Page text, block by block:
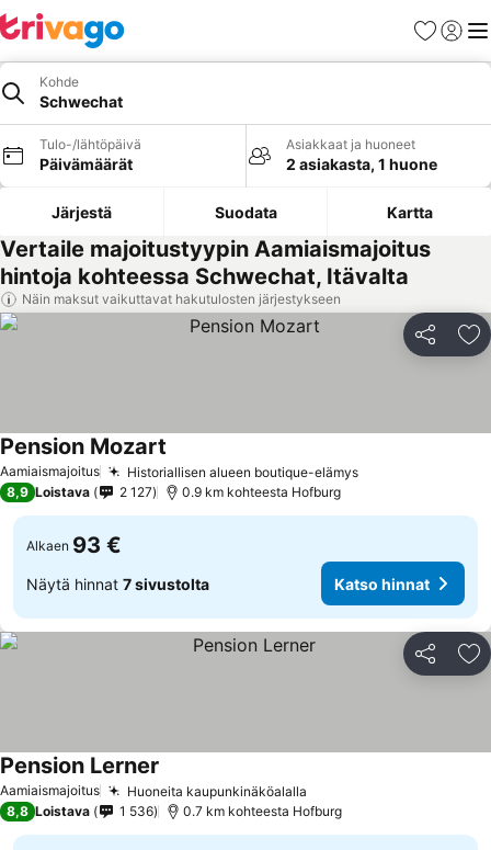
Suosikit
Kohde
Schwechat
Tulo-/lähtöpäivä
Päivämäärät
Asiakkaat ja huoneet
2 asiakasta, 1 huone
Järjestä Suodata Kartta
Vertaile majoitustyypin Aamiaismajoitus
hintoja kohteessa Schwechat, Itävalta
Näin maksut vaikuttavat hakutulosten järjestykseen
Jaa
Aamiaismajoitus Historiallisen alueen boutique-elämys
Pension Mozart
8,9 Loistava 2 127 0.9 km kohteesta Hofburg
Alkaen 93 €
Näytä hinnat 7 sivustolta Katso hinnat
Jaa
Aamiaismajoitus Huoneita kaupunkinäköalalla
Pension Lerner
8,8 Loistava 1 536 0.7 km kohteesta Hofburg